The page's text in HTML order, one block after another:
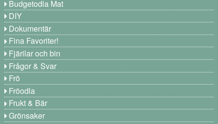
Budgetodla Mat
DIY
Dokumentär
Fina Favoriter!
Fjärilar och bin
Frågor & Svar
Frö
Fröodla
Frukt & Bär
Grönsaker